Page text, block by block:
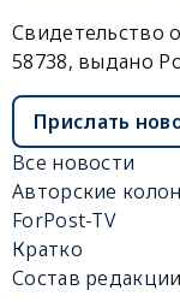
Свидетельство
58738, выдано
Прислать
Все новости
Авторские
ForPost-TV
Кратко
Состав редакции